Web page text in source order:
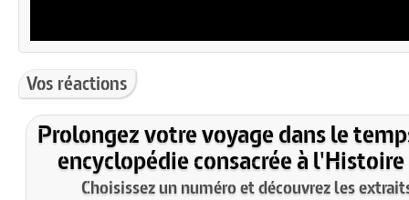
Vos réactions
Prolongez votre voyage dans le
encyclopédie consacrée à l'Histoire
Choisissez un numéro et découvrez les